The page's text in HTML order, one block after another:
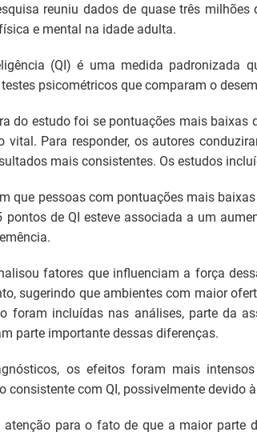
reuniu dados de quase três
e mental na idade adulta.
(QI) é uma medida padronizada
psicométricos que comparam o
do estudo foi se pontuações mais
vital. Para responder, os autores
mais consistentes. Os estudos
que pessoas com pontuações mais
pontos de QI esteve associada a um
fatores que influenciam a força
sugerindo que ambientes com maior
foram incluídas nas análises, parte da
parte importante dessas diferenças.
os efeitos foram mais
consistente com QI, possivelmente
atenção para o fato de que a maior parte